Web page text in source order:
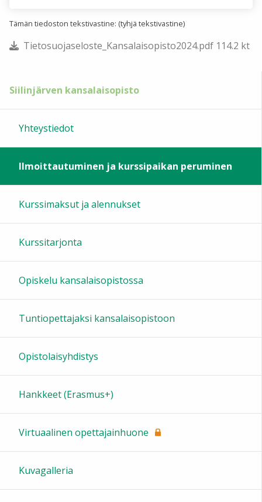
Tämän tiedoston tekstivastine: (tyhjä tekstivastine)
Tietosuojaseloste_Kansalaisopisto2024.pdf 114.2 kt
Siilinjärven kansalaisopisto
Yhteystiedot
Ilmoittautuminen ja kurssipaikan peruminen
Kurssimaksut ja alennukset
Kurssitarjonta
Opiskelu kansalaisopistossa
Tuntiopettajaksi kansalaisopistoon
Opistolaisyhdistys
Hankkeet (Erasmus+)
Virtuaalinen opettajainhuone
Kuvagalleria